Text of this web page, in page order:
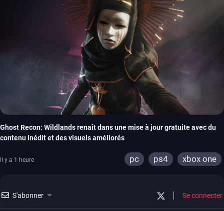
Ghost Recon: Wildlands renaît dans une mise à jour gratuite avec du
contenu inédit et des visuels améliorés
Il y a 1 heure pc ps4 xbox one
S'abonner Se connecter